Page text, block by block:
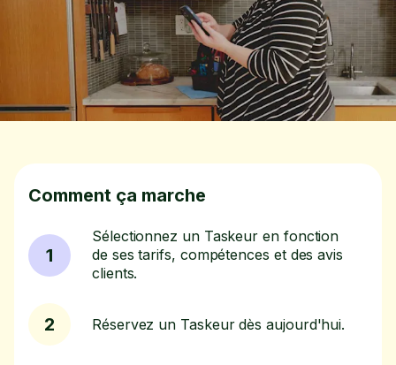
Comment ça marche
1
Sélectionnez un Taskeur en fonction
de ses tarifs, compétences et des avis
clients.
2 Réservez un Taskeur dès aujourd'hui.